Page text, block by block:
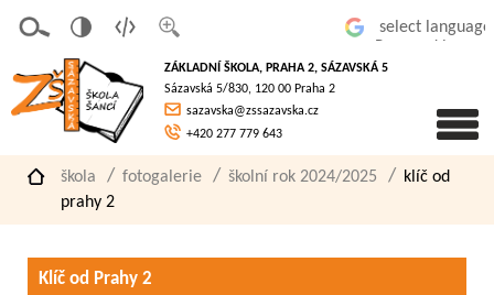
písmo
á
verze
pro
slaboz
raké
ZÁKLADNÍ ŠKOLA, PRAHA 2, SÁZAVSKÁ 5
Sázavská 5/830, 120 00 Praha 2
sazavska@zssazavska.cz
+420 277 779 643
škola fotogalerie školní rok 2024/2025
klíč od
prahy 2
Klíč od Prahy 2